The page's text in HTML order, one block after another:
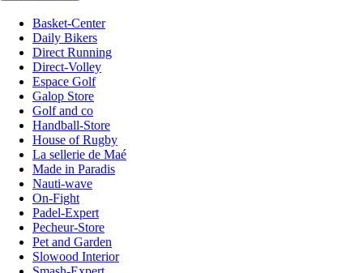
Basket-Center
Daily Bikers
Direct Running
Direct-Volley
Espace Golf
Galop Store
Golf and co
Handball-Store
House of Rugby
La sellerie de Maé
Made in Paradis
Nauti-wave
On-Fight
Padel-Expert
Pecheur-Store
Pet and Garden
Slowood Interior